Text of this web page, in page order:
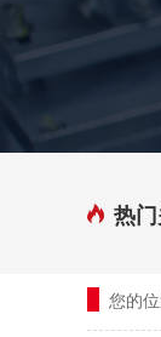
热门
您的位